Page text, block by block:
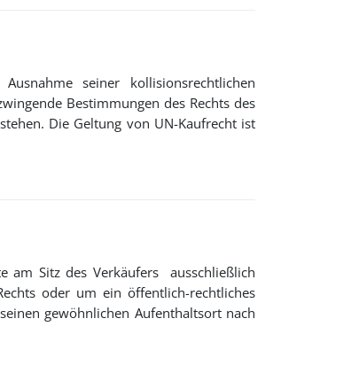
seiner kollisionsrechtlichen
Bestimmungen des Rechts des
Die Geltung von UN-Kaufrecht ist
am Sitz des Verkäufers ausschließlich
oder um ein öffentlich-rechtliches
gewöhnlichen Aufenthaltsort nach